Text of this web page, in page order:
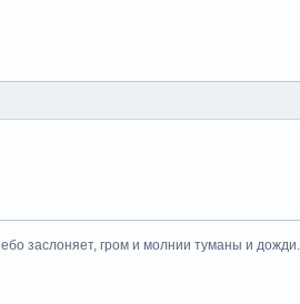
заслоняет, гром и молнии туманы и дожди...